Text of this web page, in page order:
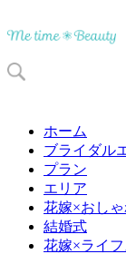
ホーム
ブライダル
プラン
エリア
花嫁×おし
結婚式
花嫁×ライ